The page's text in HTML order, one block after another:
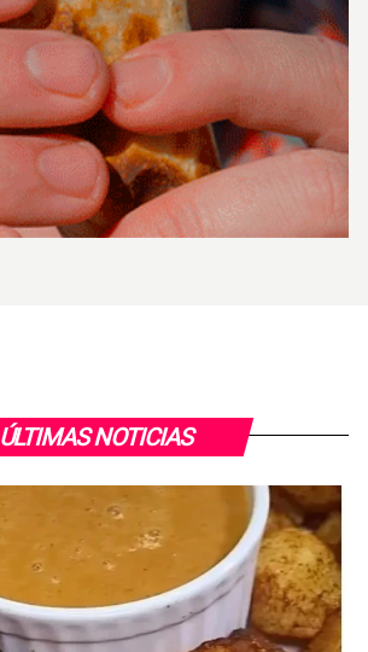
ÚLTIMAS NOTICIAS